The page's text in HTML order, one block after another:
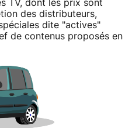
TV, dont les prix sont
des distributeurs,
dite "actives"
de contenus proposés en